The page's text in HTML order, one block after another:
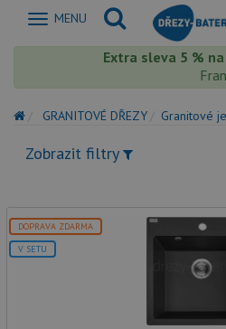
Zobrazit
MENU
Extra sleva 5 %
GRANITOVÉ DŘEZY Granitové
Zobrazit filtry
DOPRAVA ZDARMA
V SETU